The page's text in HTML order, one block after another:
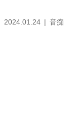
2024.01.24 音痴